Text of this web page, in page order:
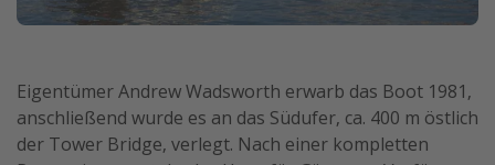
Eigentümer Andrew Wadsworth erwarb das Boot 1981,
anschließend wurde es an das Südufer, ca. 400 m östlich
der Tower Bridge, verlegt. Nach einer kompletten